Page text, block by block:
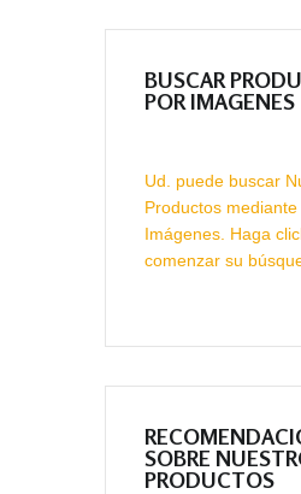
BUSCAR
POR IMAGENES
Ud. puede buscar
Productos mediante
Imágenes. Haga
comenzar su
SOBRE
PRODUCTOS